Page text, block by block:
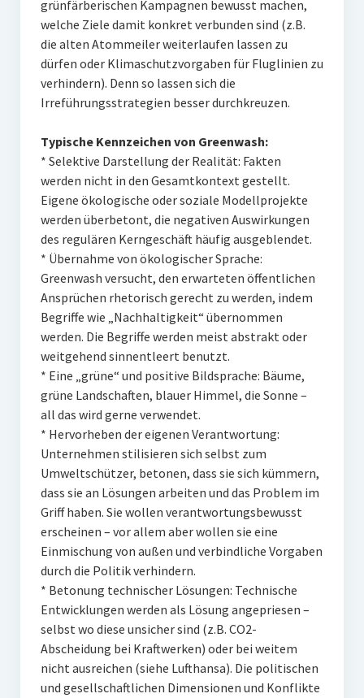
grünfärberischen Kampagnen bewusst machen,
welche Ziele damit konkret verbunden sind (z.B.
die alten Atommeiler weiterlaufen lassen zu
dürfen oder Klimaschutzvorgaben für Fluglinien zu
verhindern). Denn so lassen sich die
Irreführungsstrategien besser durchkreuzen.
Typische Kennzeichen von Greenwash:
* Selektive Darstellung der Realität: Fakten
werden nicht in den Gesamtkontext gestellt.
Eigene ökologische oder soziale Modellprojekte
werden überbetont, die negativen Auswirkungen
des regulären Kerngeschäft häufig ausgeblendet.
* Übernahme von ökologischer Sprache:
Greenwash versucht, den erwarteten öffentlichen
Ansprüchen rhetorisch gerecht zu werden, indem
Begriffe wie „Nachhaltigkeit“ übernommen
werden. Die Begriffe werden meist abstrakt oder
weitgehend sinnentleert benutzt.
* Eine „grüne“ und positive Bildsprache: Bäume,
grüne Landschaften, blauer Himmel, die Sonne –
all das wird gerne verwendet.
* Hervorheben der eigenen Verantwortung:
Unternehmen stilisieren sich selbst zum
Umweltschützer, betonen, dass sie sich kümmern,
dass sie an Lösungen arbeiten und das Problem im
Griff haben. Sie wollen verantwortungsbewusst
erscheinen – vor allem aber wollen sie eine
Einmischung von außen und verbindliche Vorgaben
durch die Politik verhindern.
* Betonung technischer Lösungen: Technische
Entwicklungen werden als Lösung angepriesen –
selbst wo diese unsicher sind (z.B. CO2-
Abscheidung bei Kraftwerken) oder bei weitem
nicht ausreichen (siehe Lufthansa). Die politischen
und gesellschaftlichen Dimensionen und Konflikte